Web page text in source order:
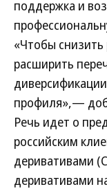
поддержка и
«Чтобы снизить
расширить
профиля»,—
Речь идет о
российским
деривативами
деривативами